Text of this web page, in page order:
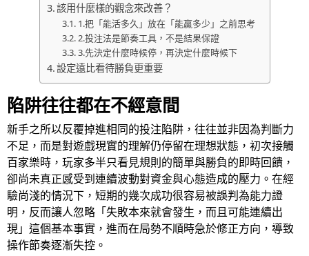
該用什麼樣的觀念來改善？
1.把「能活多久」放在「能贏多少」之前思考
2.投注法是節奏工具，不是結果保證
3.先決定什麼時候停，再決定什麼時候下
設定遠比看待勝負更重要
陷阱往往都在不經意間
新手之所以反覆掉進相同的投注陷阱，往往並非因為判斷力
不足，而是對遊戲現實的理解仍停留在理想狀態，初次接觸
百家樂時，玩家多半只看見規則的簡單與勝負的即時回饋，
卻尚未真正感受到連續波動對資金與心態造成的壓力。在經
驗尚淺的情況下，短期的幾次成功很容易被誤判為能力證
明，反而讓人忽略「失敗本來就會發生，而且可能連續出
現」這個基本事實，進而在局勢不順時急於修正方向，導致
操作節奏逐漸失控。